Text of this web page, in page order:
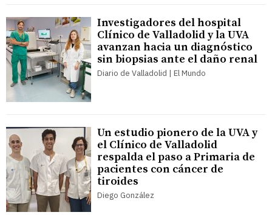
Investigadores del hospital
Clínico de Valladolid y la UVA
avanzan hacia un diagnóstico
sin biopsias ante el daño renal
Diario de Valladolid | El Mundo
Un estudio pionero de la UVA y
el Clínico de Valladolid
respalda el paso a Primaria de
pacientes con cáncer de
tiroides
Diego González